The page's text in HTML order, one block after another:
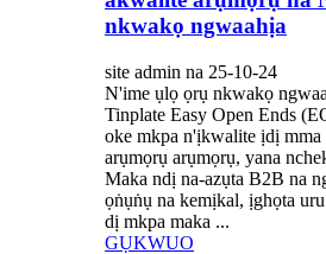
nkwakọ ngwaahịa
site admin na 25-10-24
N'ime ụlọ ọrụ nkwakọ
Tinplate Easy Open Ends
oke mkpa n'ịkwalite ịdị mma
arụmọrụ arụmọrụ, yana
Maka ndị na-azụta B2B na
ọṅụṅụ na kemịkal, ịghọta
dị mkpa maka ...
GỤKWUO